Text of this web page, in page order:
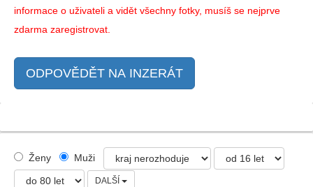
informace o uživateli a vidět všechny fotky, musíš se nejprve
zdarma zaregistrovat.
ODPOVĚDĚT NA INZERÁT
Ženy Muži
DALŠÍ